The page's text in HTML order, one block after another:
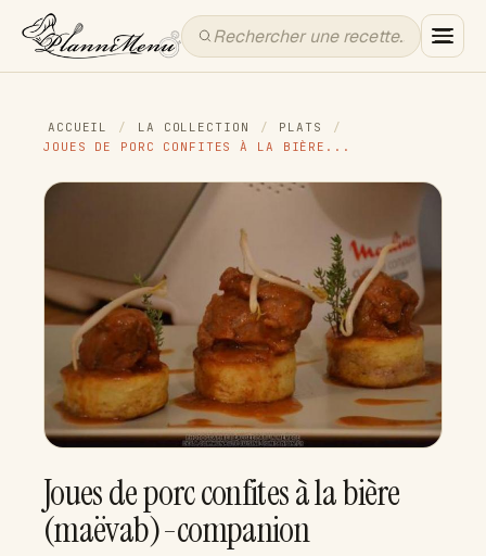
ACCUEIL / LA COLLECTION / PLATS
/
JOUES DE PORC CONFITES À LA BIÈRE...
Joues de porc confites à la bière
(maëvab)-companion